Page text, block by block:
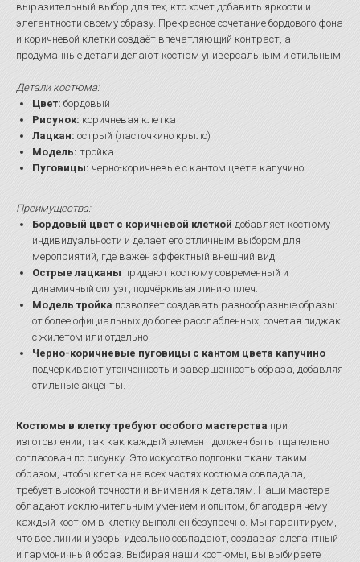
выразительный выбор для тех, кто хочет добавить яркости и
элегантности своему образу. Прекрасное сочетание бордового фона
и коричневой клетки создаёт впечатляющий контраст, а
продуманные детали делают костюм универсальным и стильным.
Детали костюма:
Цвет: бордовый
Рисунок: коричневая клетка
Лацкан: острый (ласточкино крыло)
Модель: тройка
Пуговицы: черно-коричневые с кантом цвета капучино
Преимущества:
Бордовый цвет с коричневой клеткой добавляет костюму
индивидуальности и делает его отличным выбором для
мероприятий, где важен эффектный внешний вид.
Острые лацканы придают костюму современный и
динамичный силуэт, подчёркивая линию плеч.
Модель тройка позволяет создавать разнообразные образы:
от более официальных до более расслабленных, сочетая пиджак
с жилетом или отдельно.
Черно-коричневые пуговицы с кантом цвета капучино
подчеркивают утончённость и завершённость образа, добавляя
стильные акценты.
Костюмы в клетку требуют особого мастерства при
изготовлении, так как каждый элемент должен быть тщательно
согласован по рисунку. Это искусство подгонки ткани таким
образом, чтобы клетка на всех частях костюма совпадала,
требует высокой точности и внимания к деталям. Наши мастера
обладают исключительным умением и опытом, благодаря чему
каждый костюм в клетку выполнен безупречно. Мы гарантируем,
что все линии и узоры идеально совпадают, создавая элегантный
и гармоничный образ. Выбирая наши костюмы, вы выбираете